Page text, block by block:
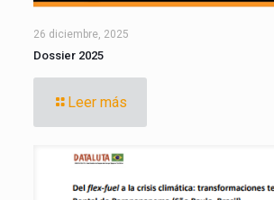
26 diciembre, 2025
Dossier 2025
Leer más